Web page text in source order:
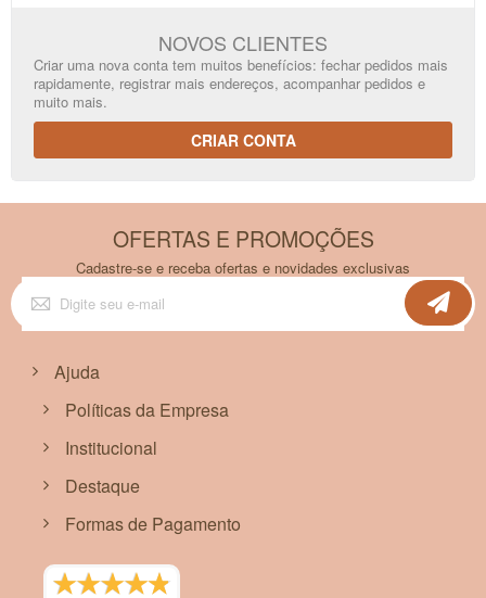
NOVOS CLIENTES
Criar uma nova conta tem muitos benefícios: fechar pedidos mais
rapidamente, registrar mais endereços, acompanhar pedidos e
muito mais.
CRIAR CONTA
OFERTAS E PROMOÇÕES
Cadastre-se e receba ofertas e novidades exclusivas
Inscreva-
se
na
Ajuda
Políticas da Empresa
Institucional
Destaque
Formas de Pagamento